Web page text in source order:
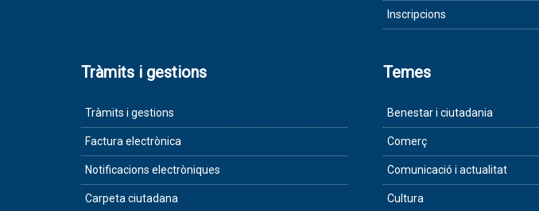
Inscripcions
Tràmits i gestions
Tràmits i gestions
Factura electrònica
Notificacions electròniques
Carpeta ciutadana
Temes
Benestar i ciutadania
Comerç
Comunicació i actualitat
Cultura